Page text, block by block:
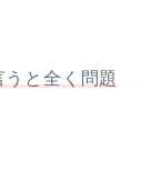
うと全く問題